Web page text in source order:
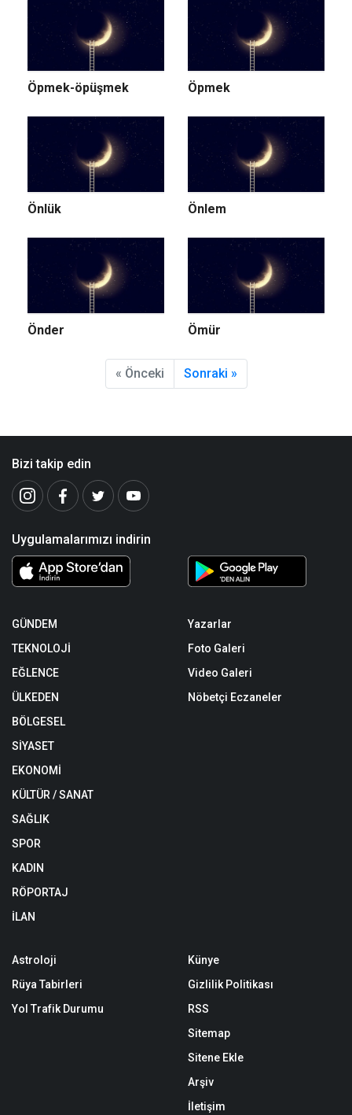
Öpmek-öpüşmek Öpmek
Önlük Önlem
Önder Ömür
« Önceki Sonraki »
Bizi takip edin
Uygulamalarımızı indirin
GÜNDEM
TEKNOLOJİ
EĞLENCE
ÜLKEDEN
BÖLGESEL
SİYASET
EKONOMİ
KÜLTÜR / SANAT
SAĞLIK
SPOR
KADIN
RÖPORTAJ
İLAN
Yazarlar
Foto Galeri
Video Galeri
Nöbetçi Eczaneler
Astroloji
Rüya Tabirleri
Yol Trafik Durumu
Künye
Gizlilik Politikası
RSS
Sitemap
Sitene Ekle
Arşiv
İletişim